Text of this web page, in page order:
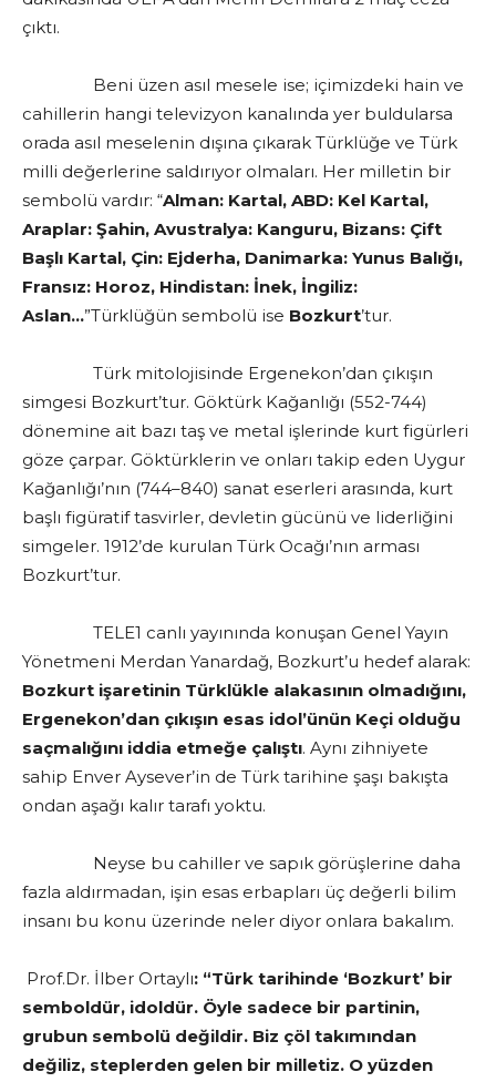
çıktı.
Beni üzen asıl mesele ise; içimizdeki hain ve
cahillerin hangi televizyon kanalında yer buldularsa
orada asıl meselenin dışına çıkarak Türklüğe ve Türk
milli değerlerine saldırıyor olmaları. Her milletin bir
sembolü vardır: “Alman: Kartal, ABD: Kel Kartal,
Araplar: Şahin, Avustralya: Kanguru, Bizans: Çift
Başlı Kartal, Çin: Ejderha, Danimarka: Yunus Balığı,
Fransız: Horoz, Hindistan: İnek, İngiliz:
Aslan…”Türklüğün sembolü ise Bozkurt’tur.
Türk mitolojisinde Ergenekon’dan çıkışın
simgesi Bozkurt’tur. Göktürk Kağanlığı (552-744)
dönemine ait bazı taş ve metal işlerinde kurt figürleri
göze çarpar. Göktürklerin ve onları takip eden Uygur
Kağanlığı’nın (744–840) sanat eserleri arasında, kurt
başlı figüratif tasvirler, devletin gücünü ve liderliğini
simgeler. 1912’de kurulan Türk Ocağı’nın arması
Bozkurt’tur.
TELE1 canlı yayınında konuşan Genel Yayın
Yönetmeni Merdan Yanardağ, Bozkurt’u hedef alarak:
Bozkurt işaretinin Türklükle alakasının olmadığını,
Ergenekon’dan çıkışın esas idol’ünün Keçi olduğu
saçmalığını iddia etmeğe çalıştı. Aynı zihniyete
sahip Enver Aysever’in de Türk tarihine şaşı bakışta
ondan aşağı kalır tarafı yoktu.
Neyse bu cahiller ve sapık görüşlerine daha
fazla aldırmadan, işin esas erbapları üç değerli bilim
insanı bu konu üzerinde neler diyor onlara bakalım.
Prof.Dr. İlber Ortaylı: “Türk tarihinde ‘Bozkurt’ bir
semboldür, idoldür. Öyle sadece bir partinin,
grubun sembolü değildir. Biz çöl takımından
değiliz, steplerden gelen bir milletiz. O yüzden